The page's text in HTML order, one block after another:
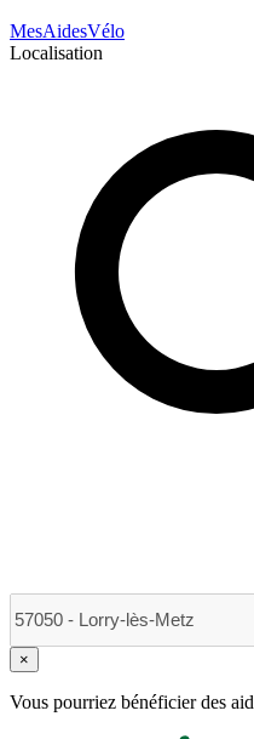
MesAidesVélo
Localisation
×
Vous pourriez bénéficier des